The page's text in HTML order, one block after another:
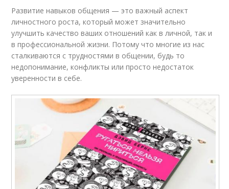
Развитие навыков общения — это важный аспект
личностного роста, который может значительно
улучшить качество ваших отношений как в личной, так и
в профессиональной жизни. Потому что многие из нас
сталкиваются с трудностями в общении, будь то
недопонимание, конфликты или просто недостаток
уверенности в себе.